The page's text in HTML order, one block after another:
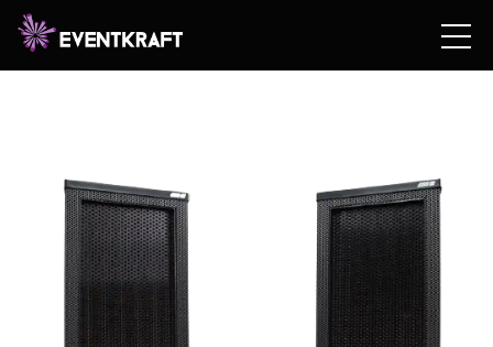
Hem
mässa/ Hypersound Högtalare & Slutsteg Ljud-dusch